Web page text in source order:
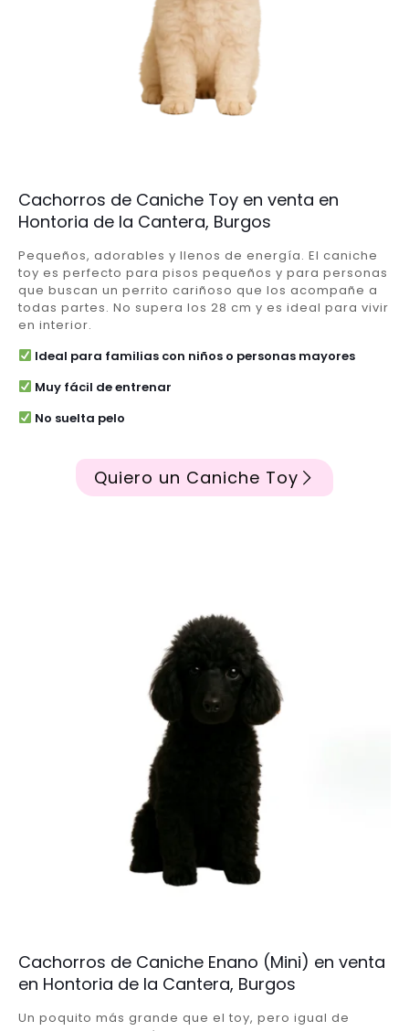
Cachorros de Caniche Toy en venta en
Hontoria de la Cantera, Burgos
Pequeños, adorables y llenos de energía. El caniche
toy es perfecto para pisos pequeños y para personas
que buscan un perrito cariñoso que los acompañe a
todas partes. No supera los 28 cm y es ideal para vivir
en interior.
Ideal para familias con niños o personas mayores
Muy fácil de entrenar
No suelta pelo
Quiero un Caniche Toy
Cachorros de Caniche Enano (Mini) en venta
en Hontoria de la Cantera, Burgos
Un poquito más grande que el toy, pero igual de